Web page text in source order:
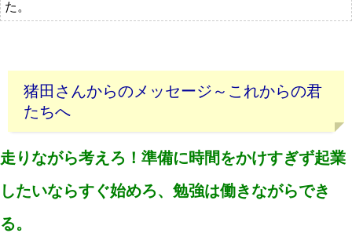
た。
猪田さんからのメッセージ～これからの君
たちへ
走りながら考えろ！準備に時間をかけすぎず起業
したいならすぐ始めろ、勉強は働きながらでき
る。